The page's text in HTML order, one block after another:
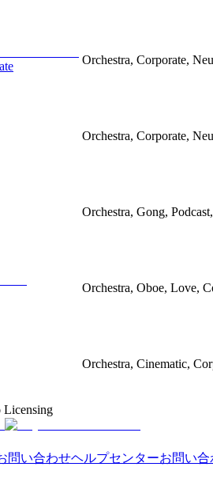
Orchestra, Corporate,
Orchestra, Corporate,
Orchestra, Gong,
Orchestra, Oboe, Love,
Orchestra, Cinematic,
Licensing
問い合わせヘルプセンターお問い合